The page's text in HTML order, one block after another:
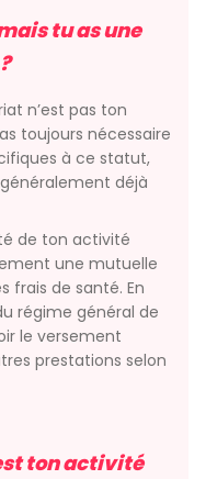
tu as une
n’est pas ton
toujours nécessaire
à ce statut,
déjà
de ton activité
une mutuelle
frais de santé. En
régime général de
le versement
prestations selon
ton activité